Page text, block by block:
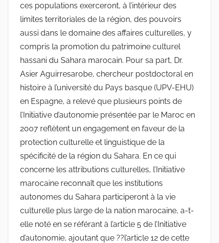
ces populations exerceront, à l’intérieur des
limites territoriales de la région, des pouvoirs
aussi dans le domaine des affaires culturelles, y
compris la promotion du patrimoine culturel
hassani du Sahara marocain. Pour sa part, Dr.
Asier Aguirresarobe, chercheur postdoctoral en
histoire à l’université du Pays basque (UPV-EHU)
en Espagne, a relevé que plusieurs points de
l’Initiative d’autonomie présentée par le Maroc en
2007 reflètent un engagement en faveur de la
protection culturelle et linguistique de la
spécificité de la région du Sahara. En ce qui
concerne les attributions culturelles, l’Initiative
marocaine reconnaît que les institutions
autonomes du Sahara participeront à la vie
culturelle plus large de la nation marocaine, a-t-
elle noté en se référant à l’article 5 de l’Initiative
d’autonomie, ajoutant que ??l’article 12 de cette